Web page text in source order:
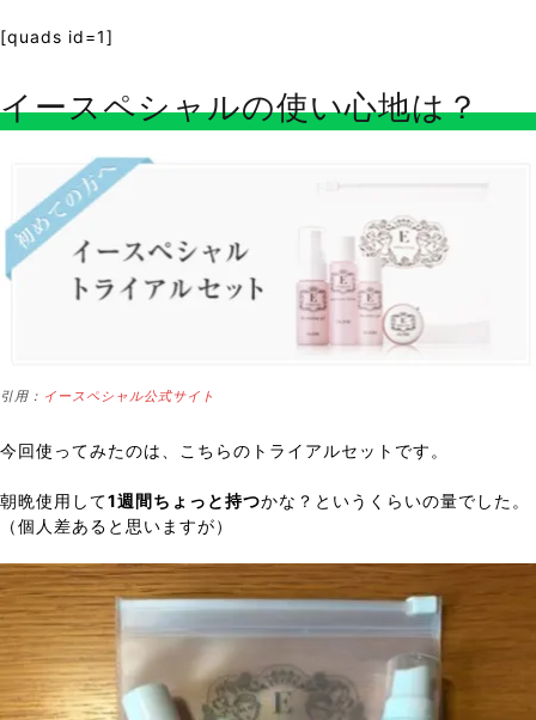
[quads id=1]
イースペシャルの使い心地は？
引用： イースペシャル公式サイト
今回使ってみたのは、こちらのトライアルセットです。
朝晩使用して1週間ちょっと持つかな？というくらいの量でした。
（個人差あると思いますが）